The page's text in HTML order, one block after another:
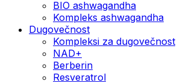
BIO ashwagandha
Kompleks ashwagandha
Dugovečnost
Kompleksi za dugovečnost
NAD+
Berberin
Resveratrol